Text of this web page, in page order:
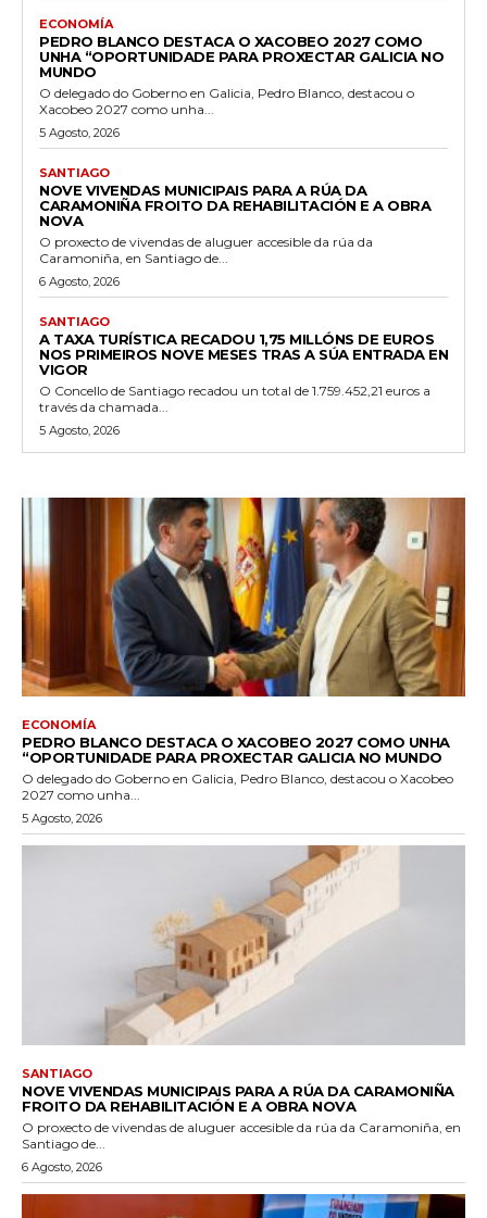
ECONOMÍA
PEDRO BLANCO DESTACA O XACOBEO 2027 COMO
UNHA “OPORTUNIDADE PARA PROXECTAR GALICIA NO
MUNDO
O delegado do Goberno en Galicia, Pedro Blanco, destacou o
Xacobeo 2027 como unha...
5 Agosto, 2026
SANTIAGO
NOVE VIVENDAS MUNICIPAIS PARA A RÚA DA
CARAMONIÑA FROITO DA REHABILITACIÓN E A OBRA
NOVA
O proxecto de vivendas de aluguer accesible da rúa da
Caramoniña, en Santiago de...
6 Agosto, 2026
SANTIAGO
A TAXA TURÍSTICA RECADOU 1,75 MILLÓNS DE EUROS
NOS PRIMEIROS NOVE MESES TRAS A SÚA ENTRADA EN
VIGOR
O Concello de Santiago recadou un total de 1.759.452,21 euros a
través da chamada...
5 Agosto, 2026
ECONOMÍA
PEDRO BLANCO DESTACA O XACOBEO 2027 COMO UNHA
“OPORTUNIDADE PARA PROXECTAR GALICIA NO MUNDO
O delegado do Goberno en Galicia, Pedro Blanco, destacou o Xacobeo
2027 como unha...
5 Agosto, 2026
SANTIAGO
NOVE VIVENDAS MUNICIPAIS PARA A RÚA DA CARAMONIÑA
FROITO DA REHABILITACIÓN E A OBRA NOVA
O proxecto de vivendas de aluguer accesible da rúa da Caramoniña, en
Santiago de...
6 Agosto, 2026